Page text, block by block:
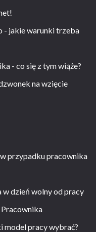
- jakie warunki trzeba
- co się z tym wiąże?
na wzięcie
przypadku pracownika
w dzień wolny od pracy
Pracownika
model pracy wybrać?